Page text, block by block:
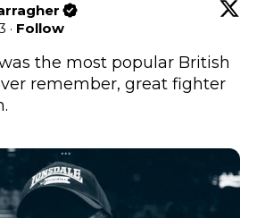
· Follow
the most popular British
remember, great fighter